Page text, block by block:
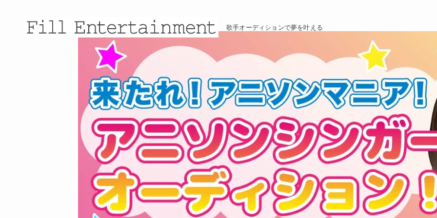
歌手オーディションで夢を叶える
来たれ！アニソンマニア！アニソンシンガーオーディショ